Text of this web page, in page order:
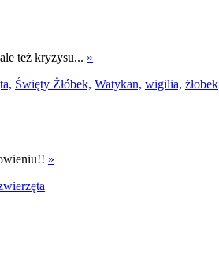
też kryzysu... »
Święty Żłóbek, Watykan, wigilia, żłobek
»